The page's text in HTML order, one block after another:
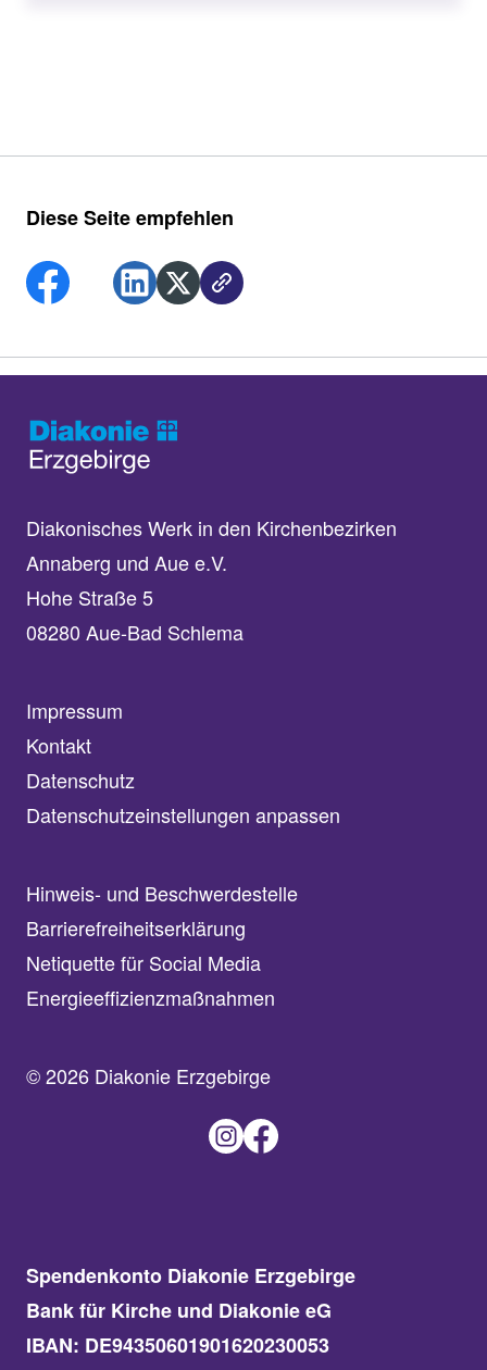
Diese Seite empfehlen
Diakonisches Werk in den Kirchenbezirken
Annaberg und Aue e.V.
Hohe Straße 5
08280 Aue-Bad Schlema
Impressum
Kontakt
Datenschutz
Datenschutzeinstellungen anpassen
Hinweis- und Beschwerdestelle
Barrierefreiheitserklärung
Netiquette für Social Media
Energieeffizienzmaßnahmen
© 2026 Diakonie Erzgebirge
Spendenkonto Diakonie Erzgebirge
Bank für Kirche und Diakonie eG
IBAN: DE94350601901620230053